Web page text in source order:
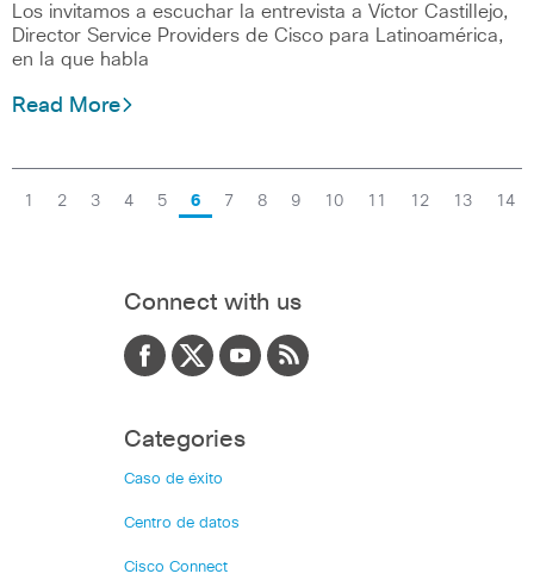
Los invitamos a escuchar la entrevista a Víctor Castillejo,
Director Service Providers de Cisco para Latinoamérica,
en la que habla
Read More
1 2 3 4 5 6 7 8 9 10 11 12 13 14
Connect with us
Categories
Caso de éxito
Centro de datos
Cisco Connect